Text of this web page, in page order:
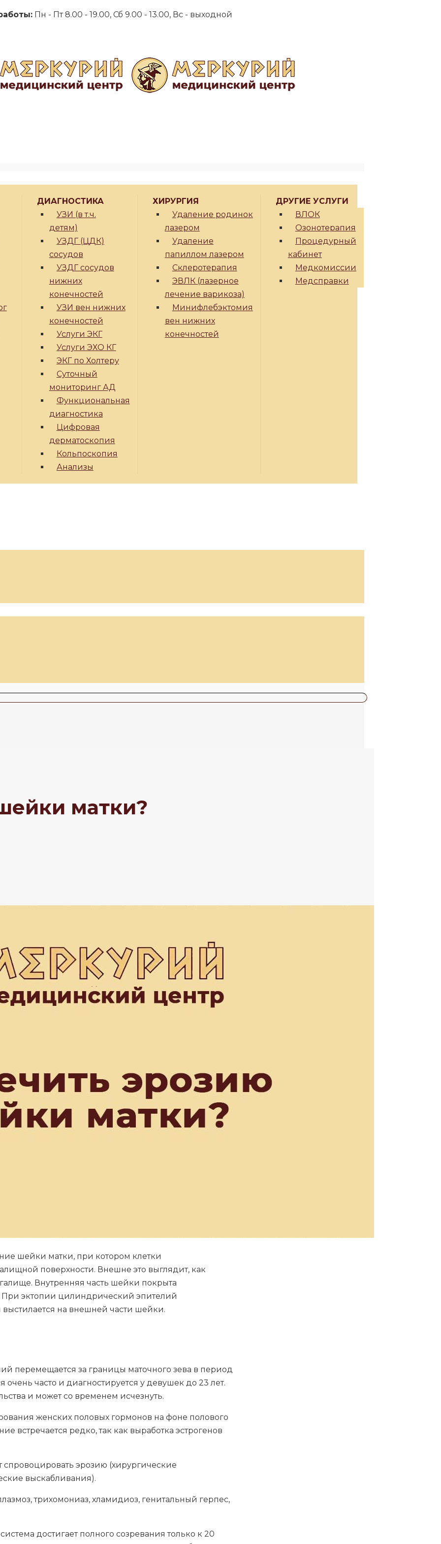
Пн - Пт 8.00 - 19.00, Сб 9.00 - 13.00, Вс - выходной
ДИАГНОСТИКА
УЗИ (в т.ч.
детям)
УЗДГ (ЦДК)
сосудов
УЗДГ сосудов
нижних
конечностей
УЗИ вен нижних
конечностей
Услуги ЭКГ
Услуги ЭХО КГ
ЭКГ по Холтеру
Суточный
мониторинг АД
Функциональная
диагностика
Цифровая
дерматоскопия
Кольпоскопия
Анализы
ХИРУРГИЯ
Удаление родинок
лазером
Удаление
папиллом лазером
Склеротерапия
ЭВЛК (лазерное
лечение варикоза)
Минифлебэктомия
вен нижних
конечностей
ДРУГИЕ УСЛУГИ
ВЛОК
Озонотерапия
Процедурный
кабинет
Медкомиссии
Медсправки
матки?
шейки матки, при котором клетки
поверхности. Внешне это выглядит, как
Внутренняя часть шейки покрыта
эктопии цилиндрический эпителий
на внешней части шейки.
перемещается за границы маточного зева в период
часто и диагностируется у девушек до 23 лет.
и может со временем исчезнуть.
женских половых гормонов на фоне полового
встречается редко, так как выработка эстрогенов
эрозию (хирургические
выскабливания).
трихомониаз, хламидиоз, генитальный герпес,
достигает полного созревания только к 20